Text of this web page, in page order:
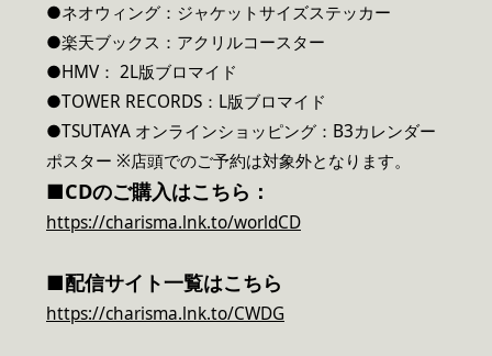
●ネオウィング：ジャケットサイズステッカー
●楽天ブックス：アクリルコースター
●HMV： 2L版ブロマイド
●TOWER RECORDS：L版ブロマイド
●TSUTAYA オンラインショッピング：B3カレンダー
ポスター ※店頭でのご予約は対象外となります。
■CDのご購入はこちら：
https://charisma.lnk.to/worldCD
■配信サイト一覧はこちら
https://charisma.lnk.to/CWDG